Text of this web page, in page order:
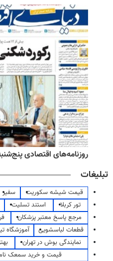
روزنامه‌های اقتصادی پنج‌شنبه ۱۵ مرداد
تبلیغات
قیمت شیشه سکوریت سفیر
تور کربلا
استند تسلیت
مرجع پاسخ معتبر پزشکان
قطعات لباسشویی
آموزشگاه
نمایندگی بوش در تهران
قیمت و خرید سمعک